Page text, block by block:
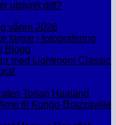
utstyret ditt?
våren 2026
fargar i fotografering
Blogg
med Lightroom Classic
Torjan Haaland
til Kongo-Brazzaville